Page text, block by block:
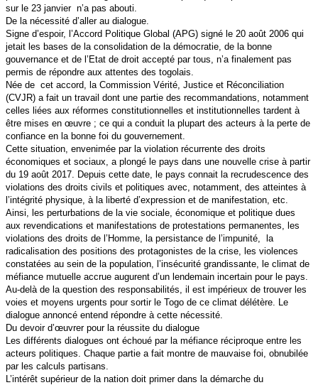
sur le 23 janvier n’a pas abouti.
De la nécessité d’aller au dialogue.
Signe d’espoir, l’Accord Politique Global (APG) signé le 20 août 2006 qui
jetait les bases de la consolidation de la démocratie, de la bonne
gouvernance et de l’Etat de droit accepté par tous, n’a finalement pas
permis de répondre aux attentes des togolais.
Née de cet accord, la Commission Vérité, Justice et Réconciliation
(CVJR) a fait un travail dont une partie des recommandations, notamment
celles liées aux réformes constitutionnelles et institutionnelles tardent à
être mises en œuvre ; ce qui a conduit la plupart des acteurs à la perte de
confiance en la bonne foi du gouvernement.
Cette situation, envenimée par la violation récurrente des droits
économiques et sociaux, a plongé le pays dans une nouvelle crise à partir
du 19 août 2017. Depuis cette date, le pays connait la recrudescence des
violations des droits civils et politiques avec, notamment, des atteintes à
l’intégrité physique, à la liberté d’expression et de manifestation, etc.
Ainsi, les perturbations de la vie sociale, économique et politique dues
aux revendications et manifestations de protestations permanentes, les
violations des droits de l’Homme, la persistance de l’impunité, la
radicalisation des positions des protagonistes de la crise, les violences
constatées au sein de la population, l’insécurité grandissante, le climat de
méfiance mutuelle accrue augurent d’un lendemain incertain pour le pays.
Au-delà de la question des responsabilités, il est impérieux de trouver les
voies et moyens urgents pour sortir le Togo de ce climat délétère. Le
dialogue annoncé entend répondre à cette nécessité.
Du devoir d’œuvrer pour la réussite du dialogue
Les différents dialogues ont échoué par la méfiance réciproque entre les
acteurs politiques. Chaque partie a fait montre de mauvaise foi, obnubilée
par les calculs partisans.
L’intérêt supérieur de la nation doit primer dans la démarche du